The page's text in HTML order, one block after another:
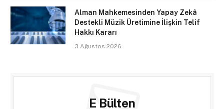
Alman Mahkemesinden Yapay Zekâ
Destekli Müzik Üretimine İlişkin Telif
Hakkı Kararı
3 Ağustos 2026
E Bülten